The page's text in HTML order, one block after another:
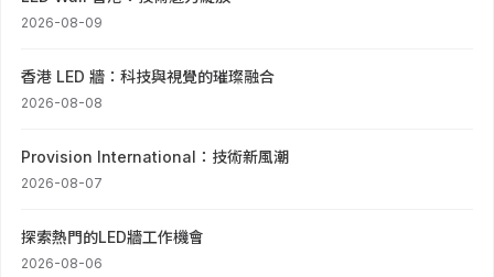
2026-08-09
香港 LED 牆：科技與視覺的璀璨融合
2026-08-08
Provision International：技術新風潮
2026-08-07
探索熱門的LED牆工作機會
2026-08-06